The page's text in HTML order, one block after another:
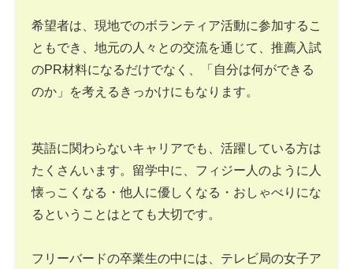
希望者は、現地でのボランティア活動に参加するこ
ともでき、地元の人々との交流を通じて、推薦入試
のPR材料になるだけでなく、「自分は何ができる
のか」を考えるきっかけにもなります。
英語に関わらないキャリアでも、活躍している方は
たくさんいます。留学中に、フィジー人のように人
懐っこくなる・他人に優しくなる・おしゃべりにな
るということはとても大切です。
フリーバードの卒業生の中には、テレビ局の女子ア